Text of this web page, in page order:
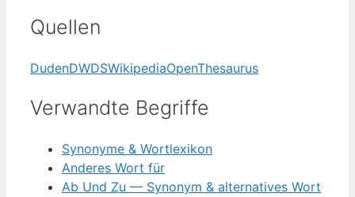
Quellen
DudenDWDSWikipediaOpenThesaurus
Verwandte Begriffe
Synonyme & Wortlexikon
Anderes Wort für
Ab Und Zu — Synonym & alternatives Wort